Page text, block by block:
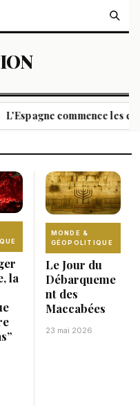
L'Espagne commence les
la
MONDE &
GÉOPOLITIQUE
Le Jour du
Débarqueme
nt des
Maccabées
23 mai 2026